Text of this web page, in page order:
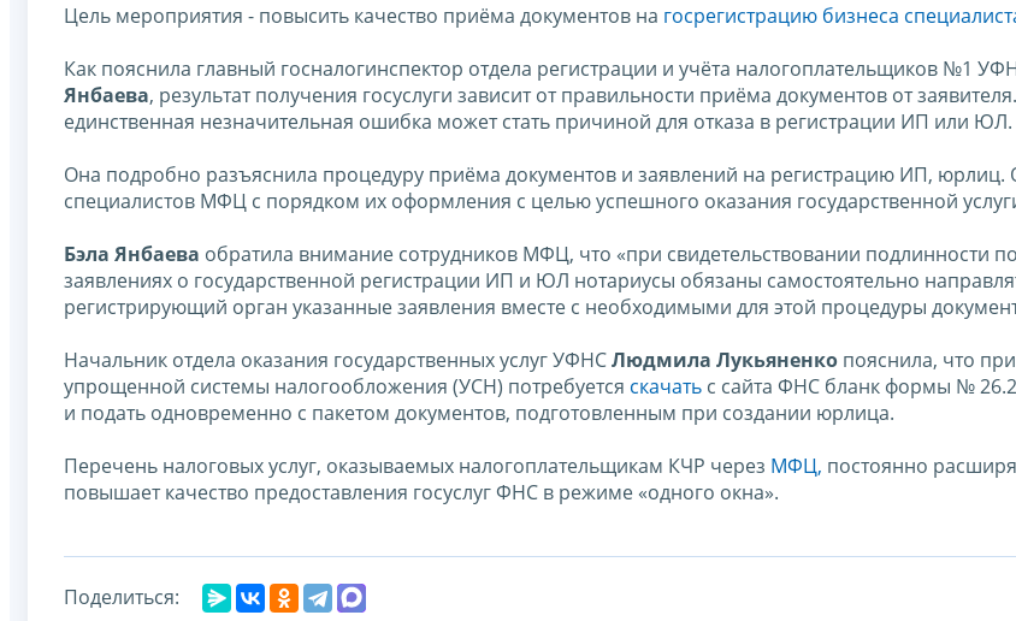
Цель мероприятия - повысить качество приёма документов на госрегистрацию бизнеса
Как пояснила главный госналогинспектор отдела регистрации и учёта налогоплательщиков №1
Янбаева, результат получения госуслуги зависит от правильности приёма документов от
единственная незначительная ошибка может стать причиной для отказа в регистрации ИП или ЮЛ.
Она подробно разъяснила процедуру приёма документов и заявлений на регистрацию ИП, юрлиц.
специалистов МФЦ с порядком их оформления с целью успешного оказания государственной
Бэла Янбаева обратила внимание сотрудников МФЦ, что «при свидетельствовании подлинности
заявлениях о государственной регистрации ИП и ЮЛ нотариусы обязаны самостоятельно
регистрирующий орган указанные заявления вместе с необходимыми для этой процедуры
Начальник отдела оказания государственных услуг УФНСЛюдмила Лукьяненко пояснила, что
упрощенной системы налогообложения (УСН) потребуется скачать с сайта ФНС бланк формы №
и подать одновременно с пакетом документов, подготовленным при создании юрлица.
Перечень налоговых услуг, оказываемых налогоплательщикам КЧР через МФЦ, постоянно
повышает качество предоставления госуслуг ФНС в режиме «одного окна».
Поделиться: